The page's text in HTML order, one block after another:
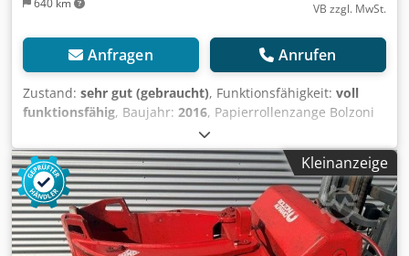
640 km
VB zzgl. MwSt.
Anfragen Anrufen
Zustand: sehr gut (gebraucht), Funktionsfähigkeit: voll
funktionsfähig, Baujahr: 2016, Papierrollenzange Bolzoni
Auramo Modell AR-25RJ-16F (1 – 2 Rollenklammern –
geteilte lange Arme) Tragfähigkeit: 2000 kg
Lastschwerpunkt: 800 mm Rollenbereich: 700–1600 mm
Höhe: 830 mm Eigengewicht: 760 kg
Horizontalschwerpunkt: 292 mm Vertikalschwerpunkt: 360
mm Effektive Dicke: 190 mm Achtung: Wird ohne
Magnetventil verkauft. Alle Informationen befinden sich
Kleinanzeige